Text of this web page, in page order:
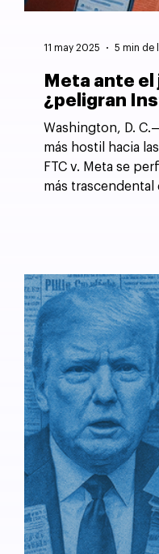
Meta ante el
¿peligran
Washington, D.
más hostil hacia
FTC v. Meta se
más
11 may 2025 5 min de